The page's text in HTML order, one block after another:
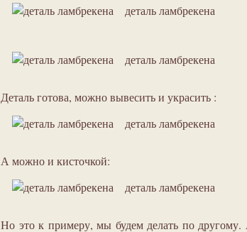
деталь ламбрекена
деталь ламбрекена
Деталь готова, можно вывесить и украсить :
деталь ламбрекена
А можно и кисточкой:
деталь ламбрекена
Но это к примеру, мы будем делать по